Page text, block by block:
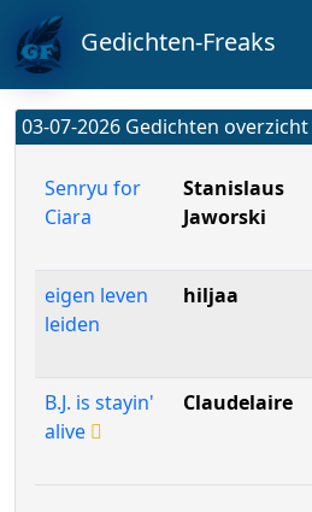
Gedichten-Freaks
03-07-2026 Gedichten overzicht
Senryu for
Ciara
Stanislaus
Jaworski
eigen leven
leiden
hiljaa
B.J. is stayin'
alive
Claudelaire